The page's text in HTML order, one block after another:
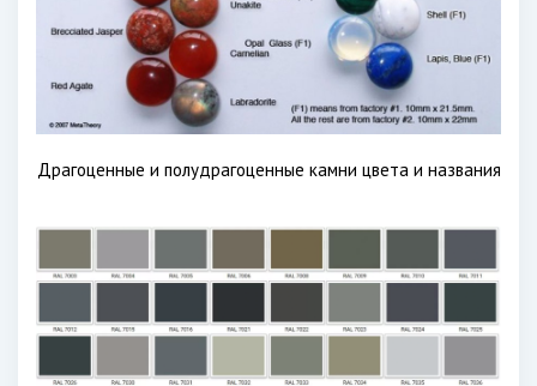
Драгоценные и полудрагоценные камни цвета и названия